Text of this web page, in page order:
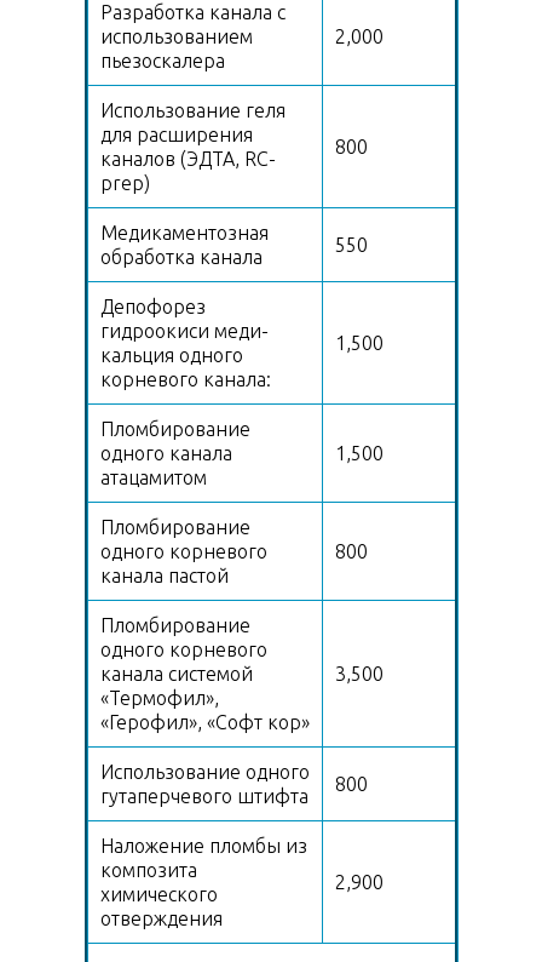
Разработка канала с
использованием
пьезоскалера
2,000
Использование геля
для расширения
каналов (ЭДТА, RC-
prep)
800
Медикаментозная
обработка канала
550
Депофорез
гидроокиси меди-
кальция одного
корневого канала:
1,500
Пломбирование
одного канала
атацамитом
1,500
Пломбирование
одного корневого
канала пастой
800
Пломбирование
одного корневого
канала системой
«Термофил»,
«Герофил», «Софт кор»
3,500
Использование одного
гутаперчевого штифта
800
Наложение пломбы из
композита
химического
отверждения
2,900